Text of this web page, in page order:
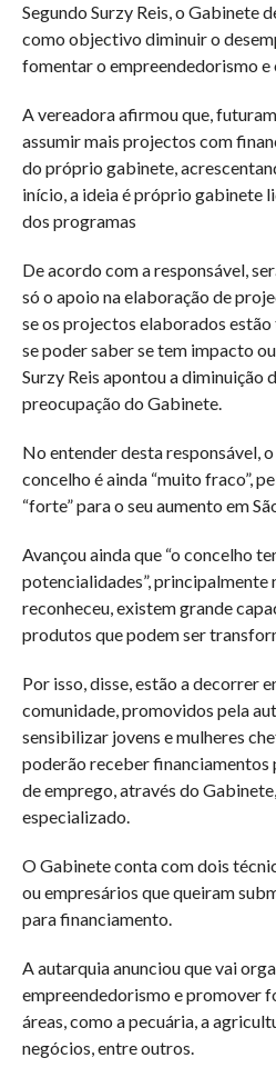
Segundo Surzy Reis, o Gabinete
como objectivo diminuir o
fomentar o empreendedorismo
A vereadora afirmou que,
assumir mais projectos com
do próprio gabinete,
início, a ideia é próprio gabinete
dos programas
De acordo com a responsável,
só o apoio na elaboração de
se os projectos elaborados
se poder saber se tem impacto ou
Surzy Reis apontou a diminuição
preocupação do Gabinete.
No entender desta responsável,
concelho é ainda “muito fraco”,
“forte” para o seu aumento em
Avançou ainda que “o concelho
potencialidades”, principalmente
reconheceu, existem grande
produtos que podem ser
Por isso, disse, estão a decorrer
comunidade, promovidos pela
sensibilizar jovens e mulheres
poderão receber financiamentos
de emprego, através do
especializado.
O Gabinete conta com dois
ou empresários que queiram
para financiamento.
A autarquia anunciou que vai
empreendedorismo e promover
áreas, como a pecuária, a
negócios, entre outros.